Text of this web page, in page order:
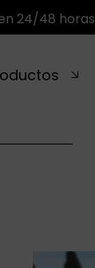
24/48 horas